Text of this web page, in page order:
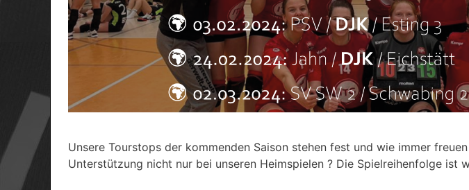
Unsere Tourstops der kommenden Saison stehen fest und wie immer
Unterstützung nicht nur bei unseren Heimspielen ? Die Spielreihenfolge ist